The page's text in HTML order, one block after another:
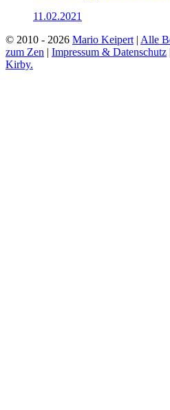
11.02.2021
© 2010 - 2026 Mario Keipert | Alle
zum Zen | Impressum & Datenschutz
Kirby.